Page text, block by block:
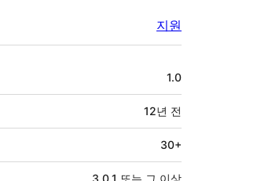
지원
1.0
12년 전
30+